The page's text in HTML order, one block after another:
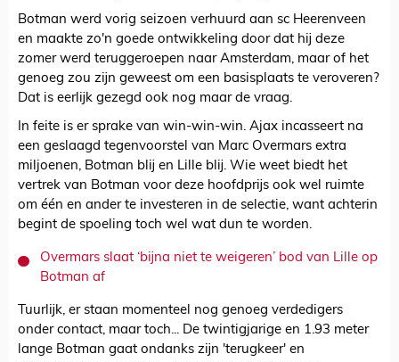
Botman werd vorig seizoen verhuurd aan sc Heerenveen
en maakte zo'n goede ontwikkeling door dat hij deze
zomer werd teruggeroepen naar Amsterdam, maar of het
genoeg zou zijn geweest om een basisplaats te veroveren?
Dat is eerlijk gezegd ook nog maar de vraag.
In feite is er sprake van win-win-win. Ajax incasseert na
een geslaagd tegenvoorstel van Marc Overmars extra
miljoenen, Botman blij en Lille blij. Wie weet biedt het
vertrek van Botman voor deze hoofdprijs ook wel ruimte
om één en ander te investeren in de selectie, want achterin
begint de spoeling toch wel wat dun te worden.
Overmars slaat ‘bijna niet te weigeren’ bod van Lille op
Botman af
Tuurlijk, er staan momenteel nog genoeg verdedigers
onder contact, maar toch... De twintigjarige en 1.93 meter
lange Botman gaat ondanks zijn 'terugkeer' en